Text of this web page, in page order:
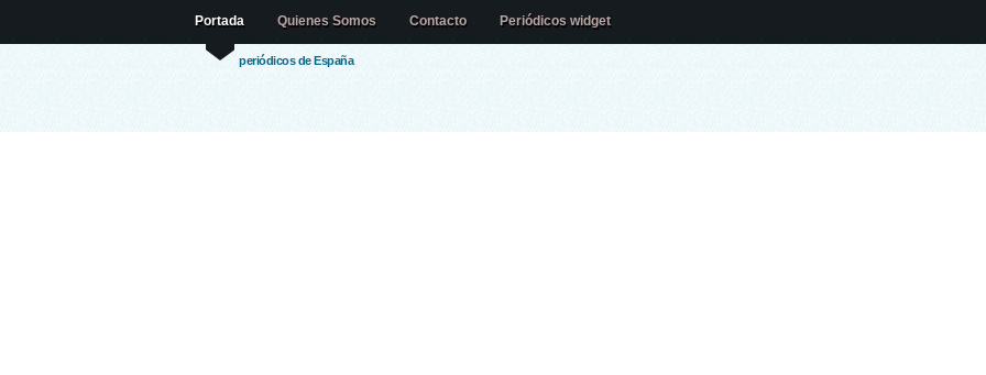
periódicos de España
Portada Quienes Somos Contacto Periódicos widget